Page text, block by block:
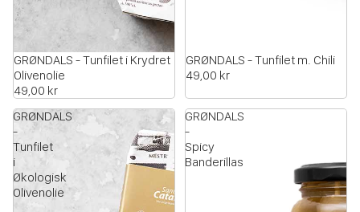
GRØNDALS - Tunfilet i Krydret
Olivenolie
49,00 kr
GRØNDALS - Tunfilet m. Chili
49,00 kr
GRØNDALS
-
Tunfilet
i
Økologisk
Olivenolie
GRØNDALS
-
Spicy
Banderillas